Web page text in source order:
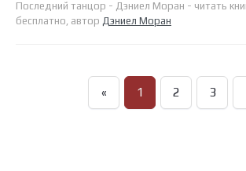
Последний танцор - Дэниел Моран - читать
бесплатно, автор Дэниел Моран
« 1 2 3